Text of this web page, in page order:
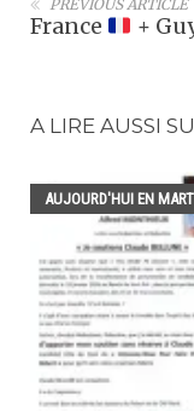
PREVIOUS ARTICLE
France +
A LIRE AUSSI
AUJOURD'HUI EN